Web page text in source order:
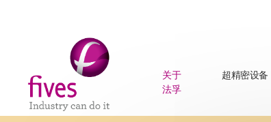
关于
法孚
超精密设备